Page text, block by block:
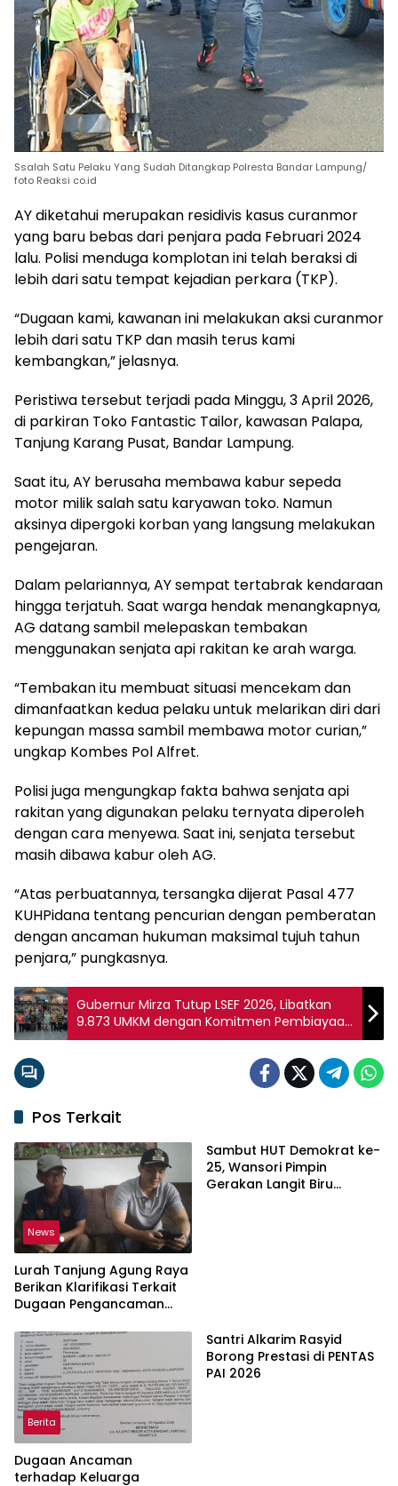
Ssalah Satu Pelaku Yang Sudah Ditangkap Polresta Bandar Lampung/
foto Reaksi co.id
AY diketahui merupakan residivis kasus curanmor
yang baru bebas dari penjara pada Februari 2024
lalu. Polisi menduga komplotan ini telah beraksi di
lebih dari satu tempat kejadian perkara (TKP).
“Dugaan kami, kawanan ini melakukan aksi curanmor
lebih dari satu TKP dan masih terus kami
kembangkan,” jelasnya.
Peristiwa tersebut terjadi pada Minggu, 3 April 2026,
di parkiran Toko Fantastic Tailor, kawasan Palapa,
Tanjung Karang Pusat, Bandar Lampung.
Saat itu, AY berusaha membawa kabur sepeda
motor milik salah satu karyawan toko. Namun
aksinya dipergoki korban yang langsung melakukan
pengejaran.
Dalam pelariannya, AY sempat tertabrak kendaraan
hingga terjatuh. Saat warga hendak menangkapnya,
AG datang sambil melepaskan tembakan
menggunakan senjata api rakitan ke arah warga.
“Tembakan itu membuat situasi mencekam dan
dimanfaatkan kedua pelaku untuk melarikan diri dari
kepungan massa sambil membawa motor curian,”
ungkap Kombes Pol Alfret.
Polisi juga mengungkap fakta bahwa senjata api
rakitan yang digunakan pelaku ternyata diperoleh
dengan cara menyewa. Saat ini, senjata tersebut
masih dibawa kabur oleh AG.
“Atas perbuatannya, tersangka dijerat Pasal 477
KUHPidana tentang pencurian dengan pemberatan
dengan ancaman hukuman maksimal tujuh tahun
penjara,” pungkasnya.
Gubernur Mirza Tutup LSEF 2026, Libatkan
9.873 UMKM dengan Komitmen Pembiayaan
Rp230 Miliar
Pos Terkait
News
Lurah Tanjung Agung Raya
Berikan Klarifikasi Terkait
Dugaan Pengancaman
Berujung Laporan ke Polisi
Sambut HUT Demokrat ke-
25, Wansori Pimpin
Gerakan Langit Biru
Berita
Dugaan Ancaman
terhadap Keluarga
Santri Alkarim Rasyid
Borong Prestasi di PENTAS
PAI 2026